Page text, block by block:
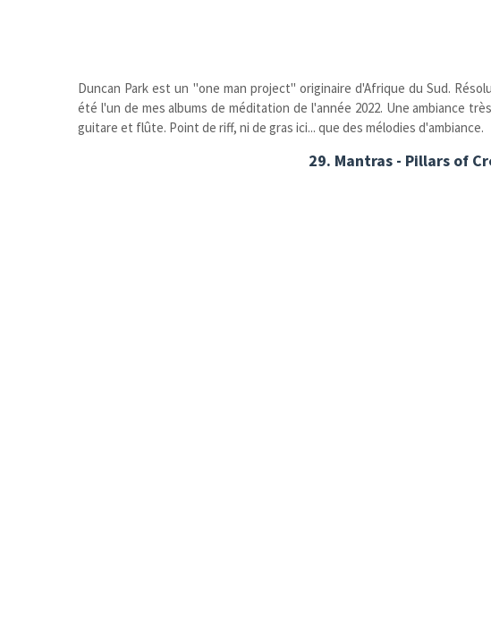
Duncan Park est un "one man project" originaire d'Afrique du Sud.
été l'un de mes albums de méditation de l'année 2022. Une ambiance
guitare et flûte. Point de riff, ni de gras ici... que des mélodies d'ambiance.
29. Mantras - Pillars of